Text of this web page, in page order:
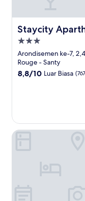
Staycity
Staycity
Properti
bintang
3.0
Arondisemen ke-7,
Rouge - Santy
8.8
ulasan)
8,8/10 Luar Biasa
Mama Shelter Lyon